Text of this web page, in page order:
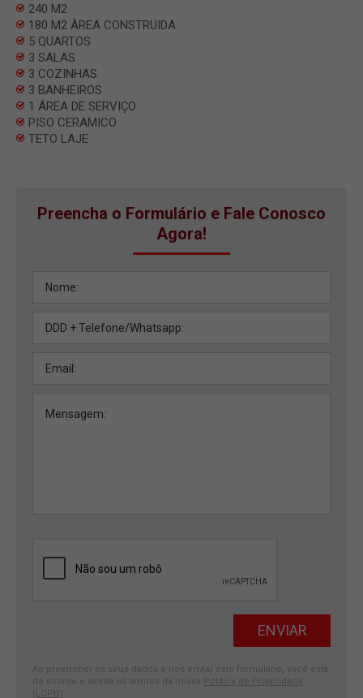
240 M2
180 M2 ÀREA CONSTRUIDA
5 QUARTOS
3 SALAS
3 COZINHAS
3 BANHEIROS
1 ÁREA DE SERVIÇO
PISO CERAMICO
TETO LAJE
Preencha o Formulário e Fale Conosco
Agora!
Ao preencher os seus dados e nos enviar este formulário, você está
de acordo e aceita os termos da nossa Política de Privacidade
(LGPD)